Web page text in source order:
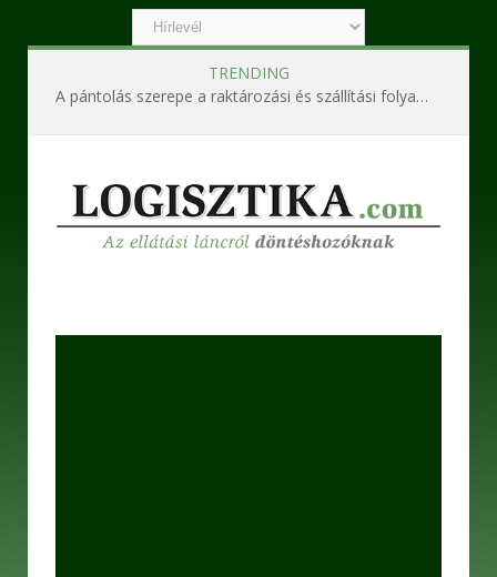
TRENDING
A pántolás szerepe a raktározási és szállítási folyamatokban